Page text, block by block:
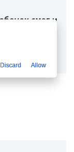
смог и
Discard Allow